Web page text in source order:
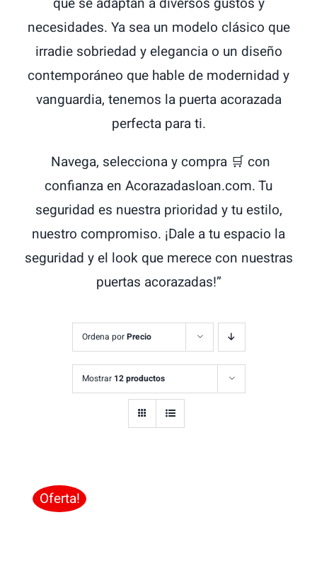
necesidades. Ya sea un modelo clásico que
irradie sobriedad y elegancia o un diseño
contemporáneo que hable de modernidad y
vanguardia, tenemos la puerta acorazada
perfecta para ti.
Navega, selecciona y compra 🛒 con
confianza en AcorazadasIoan.com. Tu
seguridad es nuestra prioridad y tu estilo,
nuestro compromiso. ¡Dale a tu espacio la
seguridad y el look que merece con nuestras
puertas acorazadas!”
Ordena porPrecio
Mostrar 12 productos
Oferta!